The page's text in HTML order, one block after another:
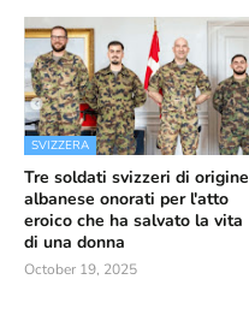
SVIZZERA
Tre soldati svizzeri di origine
albanese onorati per l'atto
eroico che ha salvato la vita
di una donna
October 19, 2025